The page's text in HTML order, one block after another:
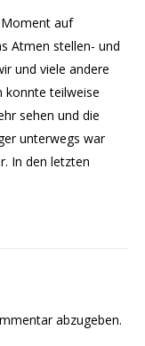
auf
Atmen stellen- und
und viele andere
konnte teilweise
sehen und die
unterwegs war
In den letzten
abzugeben.